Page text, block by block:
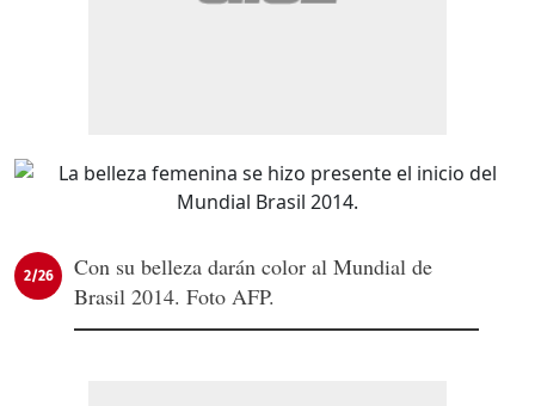
2/26
Con su belleza darán color al Mundial de
Brasil 2014. Foto AFP.